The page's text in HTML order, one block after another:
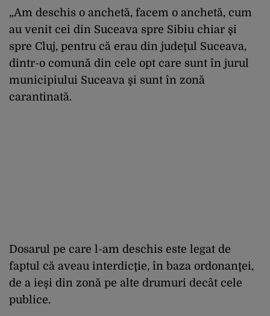
„Am deschis o anchetă, facem o anchetă, cum
au venit cei din Suceava spre Sibiu chiar şi
spre Cluj, pentru că erau din judeţul Suceava,
dintr-o comună din cele opt care sunt în jurul
municipiului Suceava şi sunt în zonă
carantinată.
Dosarul pe care l-am deschis este legat de
faptul că aveau interdicţie, în baza ordonanţei,
de a ieşi din zonă pe alte drumuri decât cele
publice.